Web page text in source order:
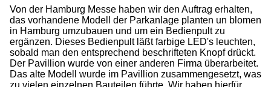
Von der Hamburg Messe haben wir den Auftrag erhalten,
das vorhandene Modell der Parkanlage planten un blomen
in Hamburg umzubauen und um ein Bedienpult zu
ergänzen. Dieses Bedienpult läßt farbige LED's leuchten,
sobald man den entsprechend beschrifteten Knopf drückt.
Der Pavillion wurde von einer anderen Firma überarbeitet.
Das alte Modell wurde im Pavillion zusammengesetzt, was
zu vielen einzelnen Bauteilen führte. Wir haben hierfür